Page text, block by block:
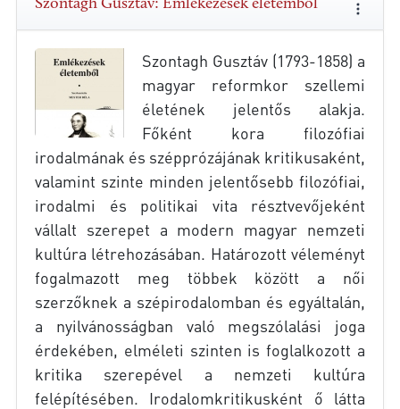
Szontagh Gusztáv: Emlékezések életemből
Szontagh Gusztáv (1793-1858) a
magyar reformkor szellemi
életének jelentős alakja.
Főként kora filozófiai
irodalmának és szépprózájának kritikusaként,
valamint szinte minden jelentősebb filozófiai,
irodalmi és politikai vita résztvevőjeként
vállalt szerepet a modern magyar nemzeti
kultúra létrehozásában. Határozott véleményt
fogalmazott meg többek között a női
szerzőknek a szépirodalomban és egyáltalán,
a nyilvánosságban való megszólalási joga
érdekében, elméleti szinten is foglalkozott a
kritika szerepével a nemzeti kultúra
felépítésében. Irodalomkritikusként ő látta